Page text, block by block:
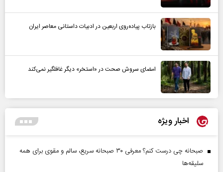
بازتاب پیاده‌روی اربعین در ادبیات داستانی معاصر ایران
امضای سروش صحت در «استخر» دیگر غافلگیر نمی‌کند
اخبار ویژه
صبحانه چی درست کنم؟ معرفی ۳۰ صبحانه سریع، سالم و مقوی برای همه
سلیقه‌ها